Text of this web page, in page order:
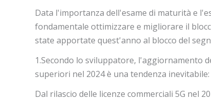
Data l'importanza dell'esame di maturità e
fondamentale ottimizzare e migliorare il
state apportate quest'anno al blocco del
1.Secondo lo sviluppatore, l'aggiornamento
superiori nel 2024 è una tendenza inevitabile:
Dal rilascio delle licenze commerciali 5G nel